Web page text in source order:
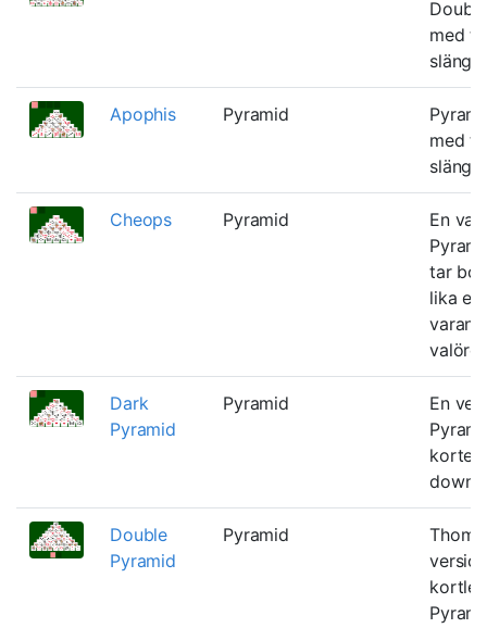
med
Apophis Pyramid
med
Cheops Pyramid
En
tar
lika
Dark
Pyramid
Pyramid
En
korten
down.
Double
Pyramid
Pyramid